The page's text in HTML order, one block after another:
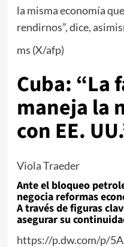
la misma economía
rendirnos”, dice,
ms (X/afp)
Cuba: “La
maneja la
con EE.
Viola Traeder
Ante el bloqueo
negocia reformas
A través de figuras
asegurar su
https://p.dw.com/p/